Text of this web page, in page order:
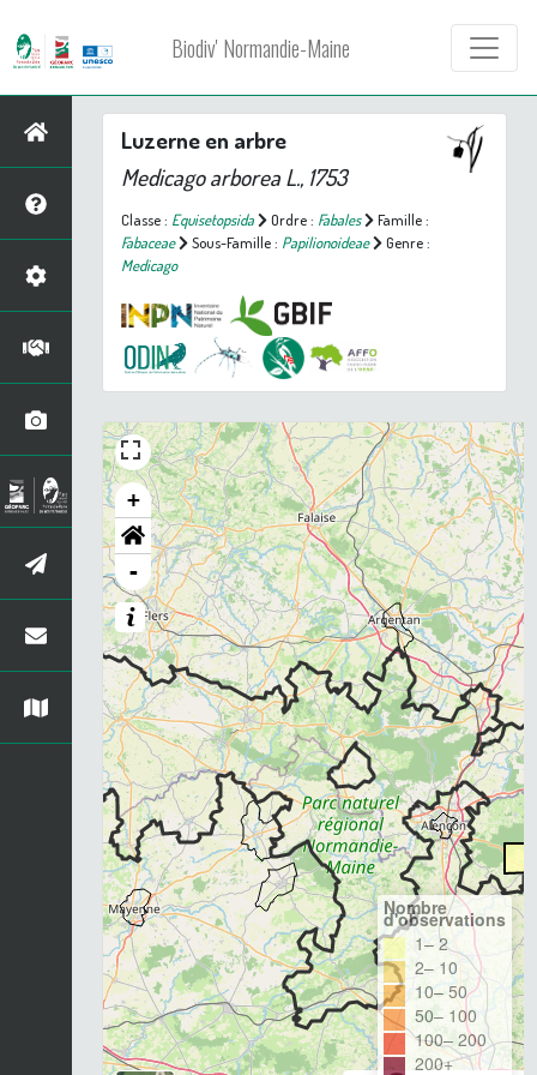
Biodiv' Normandie-Maine
Luzerne en arbre
Medicago arborea L., 1753
Classe : Equisetopsida Ordre : Fabales
Famille :
Fabaceae
Sous-Famille : Papilionoideae
Genre :
Medicago
+
-
Nombre
d'observations
1– 2
2– 10
10– 50
50– 100
100– 200
200+